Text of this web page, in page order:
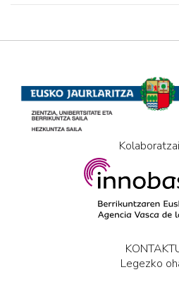
Legezko